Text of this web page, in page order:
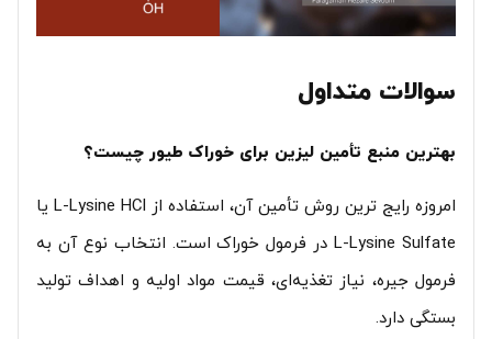
سوالات متداول
بهترین منبع تأمین لیزین برای خوراک طیور چیست؟
امروزه رایج ترین روش تأمین آن، استفاده از L-Lysine HCl یا
L-Lysine Sulfate در فرمول خوراک است. انتخاب نوع آن به
فرمول جیره، نیاز تغذیه‌ای، قیمت مواد اولیه و اهداف تولید
بستگی دارد.